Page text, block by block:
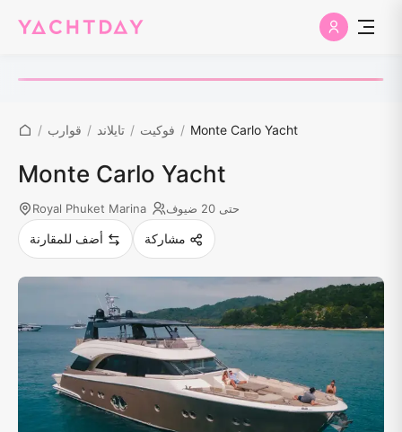
/ قوارب / تايلاند / فوكيت / Monte Carlo Yacht
Monte Carlo Yacht
Royal Phuket Marina حتى 20 ضيوف
أضف للمقارنة مشاركة